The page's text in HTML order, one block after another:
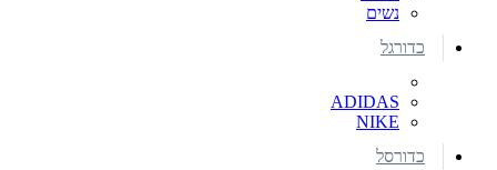
נשים
כדורגל
ADIDAS
NIKE
כדורסל